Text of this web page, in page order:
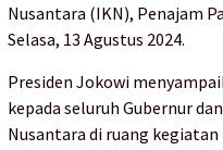
Nusantara (IKN), Penajam
Selasa, 13 Agustus 2024.
Presiden Jokowi
kepada seluruh Gubernur
Nusantara di ruang